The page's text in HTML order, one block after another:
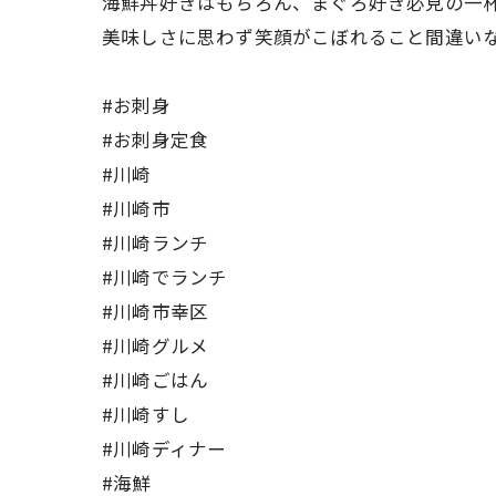
美味しさに思わず笑顔がこぼれること間違い
#お刺身
#お刺身定食
#川崎
#川崎市
#川崎ランチ
#川崎でランチ
#川崎市幸区
#川崎グルメ
#川崎ごはん
#川崎すし
#川崎ディナー
#海鮮